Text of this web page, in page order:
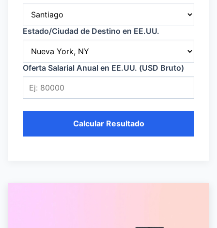
Estado/Ciudad de Destino en EE.UU.
Oferta Salarial Anual en EE.UU. (USD Bruto)
Calcular Resultado